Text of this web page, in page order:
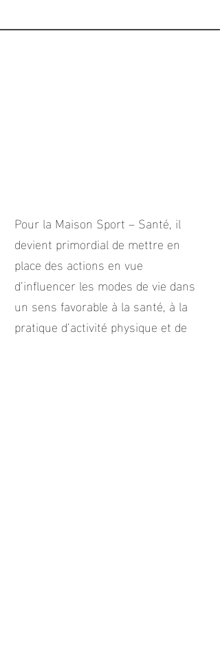
Pour la Maison Sport – Santé, il
devient primordial de mettre en
place des actions en vue
d’influencer les modes de vie dans
un sens favorable à la santé, à la
pratique d’activité physique et de